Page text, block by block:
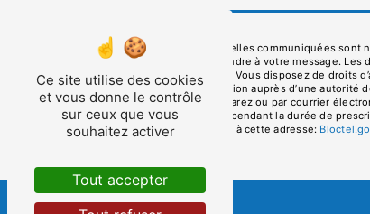
** Les données personnelles communiquées sont
dans le seul but de répondre à votre message. Les
depaneau42@gmail.com. Vous disposez de droits
d’introduire une réclamation auprès d’une
Prés 42580 La Tour-en-Jarez ou par courrier
de prise de contact puis pendant la durée de
téléphonique, disponible à cette adresse:
Ce site utilise des cookies
et vous donne le contrôle
sur ceux que vous
souhaitez activer
Tout accepter